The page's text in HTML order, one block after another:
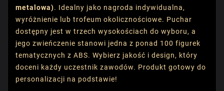
metalowa). Idealny jako nagroda indywidualna,
wyróżnienie lub trofeum okolicznościowe. Puchar
dostępny jest w trzech wysokościach do wyboru, a
jego zwieńczenie stanowi jedna z ponad 100 figurek
tematycznych z ABS. Wybierz jakość i design, który
doceni każdy uczestnik zawodów. Produkt gotowy do
personalizacji na podstawie!